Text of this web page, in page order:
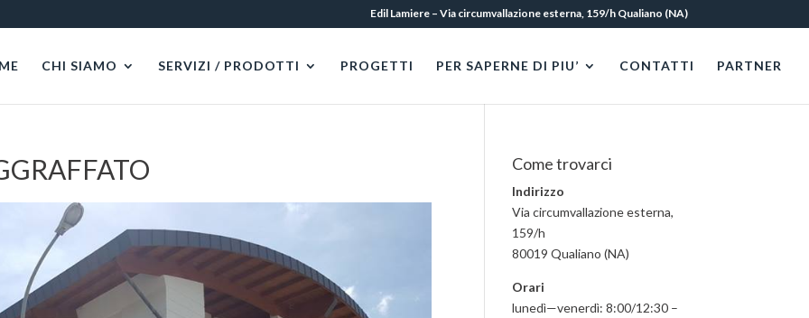
Edil Lamiere – Via circumvallazione esterna, 159/h Qualiano (NA)
CHI SIAMO SERVIZI / PRODOTTI PROGETTI PER SAPERNE DI PIU’ CONTATTI PARTNER
Come trovarci
Indirizzo
Via circumvallazione esterna,
159/h
80019 Qualiano (NA)
Orari
lunedì—venerdì: 8:00/12:30 –